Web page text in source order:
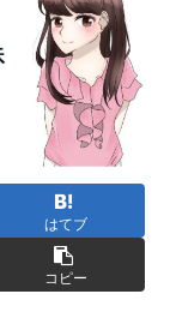
はてブ
コピー